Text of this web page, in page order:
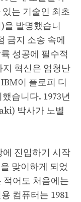
는 기술인 최초
을 발명했습니
금지 소송 속에
성공에 필수적
지 혁신은 엄청난
이 플로피 디
습니다. 1973년
박사가 노벨
에 진입하기 시작
맞이하게 되었
적어도 처음에는
컴퓨터는 1981